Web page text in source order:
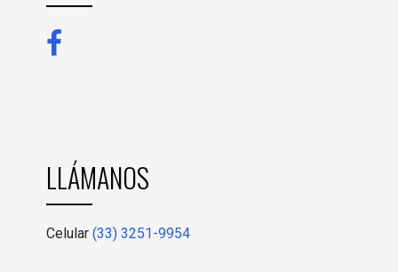
LLÁMANOS
Celular (33) 3251-9954